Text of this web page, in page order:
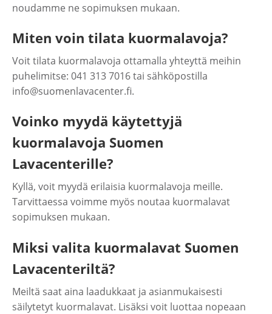
noudamme ne sopimuksen mukaan.
Miten voin tilata kuormalavoja?
Voit tilata kuormalavoja ottamalla yhteyttä meihin
puhelimitse: 041 313 7016‬ tai sähköpostilla
info@suomenlavacenter.fi.
Voinko myydä käytettyjä
kuormalavoja Suomen
Lavacenterille?
Kyllä, voit myydä erilaisia kuormalavoja meille.
Tarvittaessa voimme myös noutaa kuormalavat
sopimuksen mukaan.
Miksi valita kuormalavat Suomen
Lavacenteriltä?
Meiltä saat aina laadukkaat ja asianmukaisesti
säilytetyt kuormalavat. Lisäksi voit luottaa nopeaan